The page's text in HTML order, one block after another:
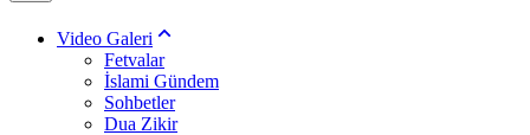
Video Galeri
Fetvalar
İslami Gündem
Sohbetler
Dua Zikir